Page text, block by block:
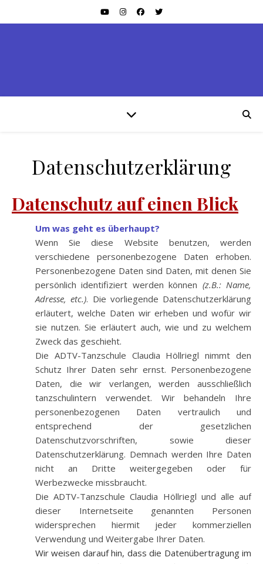
Datenschutzerklärung
Datenschutz auf einen Blick
Um was geht es überhaupt?
Wenn Sie diese Website benutzen, werden
verschiedene personenbezogene Daten erhoben.
Personenbezogene Daten sind Daten, mit denen Sie
persönlich identifiziert werden können (z.B.: Name,
Adresse, etc.). Die vorliegende Datenschutzerklärung
erläutert, welche Daten wir erheben und wofür wir
sie nutzen. Sie erläutert auch, wie und zu welchem
Zweck das geschieht.
Die ADTV-Tanzschule Claudia Höllriegl nimmt den
Schutz Ihrer Daten sehr ernst. Personenbezogene
Daten, die wir verlangen, werden ausschließlich
tanzschulintern verwendet. Wir behandeln Ihre
personenbezogenen Daten vertraulich und
entsprechend der gesetzlichen
Datenschutzvorschriften, sowie dieser
Datenschutzerklärung. Demnach werden Ihre Daten
nicht an Dritte weitergegeben oder für
Werbezwecke missbraucht.
Die ADTV-Tanzschule Claudia Höllriegl und alle auf
dieser Internetseite genannten Personen
widersprechen hiermit jeder kommerziellen
Verwendung und Weitergabe Ihrer Daten.
Wir weisen darauf hin, dass die Datenübertragung im